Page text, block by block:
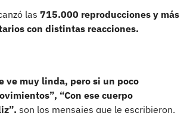
las 715.000 reproducciones y más
con distintas reacciones.
ve muy linda, pero si un poco
“Con ese cuerpo
son los mensajes que le escribieron.